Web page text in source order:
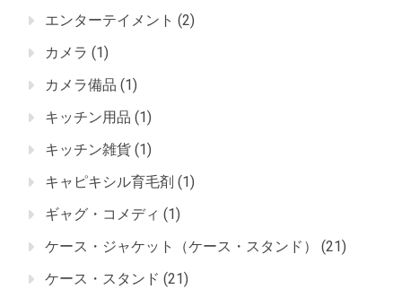
エンターテイメント (2)
カメラ (1)
カメラ備品 (1)
キッチン用品 (1)
キッチン雑貨 (1)
キャピキシル育毛剤 (1)
ギャグ・コメディ (1)
ケース・ジャケット（ケース・スタンド）
(21)
ケース・スタンド (21)